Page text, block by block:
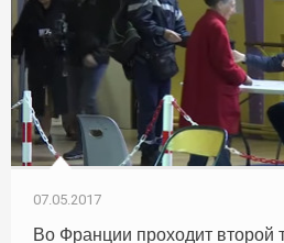
07.05.2017
Во Франции проходит второй